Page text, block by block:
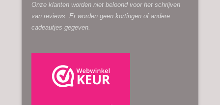
Onze klanten worden niet beloond voor het schrijven
van reviews. Er worden geen kortingen of andere
cadeautjes gegeven.